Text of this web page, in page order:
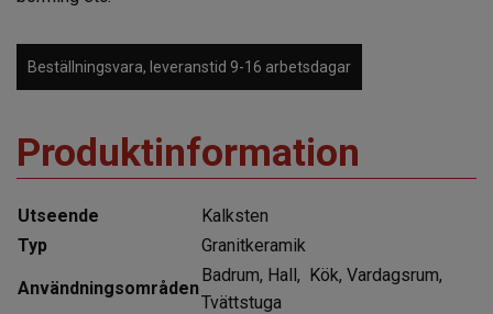
Beställningsvara, leveranstid 9-16 arbetsdagar
Produktinformation
Utseende
Kalksten
Typ
Granitkeramik
Användningsområden
Badrum, Hall, Kök, Vardagsrum,
Tvättstuga